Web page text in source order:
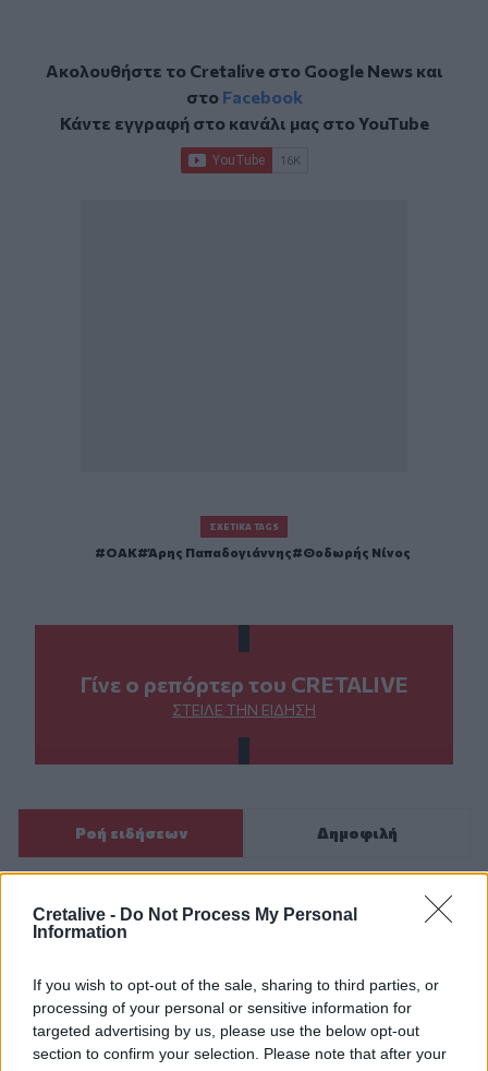
Cretalive - Do Not Process My Personal
Information
If you wish to opt-out of the sale, sharing to third parties, or
processing of your personal or sensitive information for
targeted advertising by us, please use the below opt-out
section to confirm your selection. Please note that after your
Ακολουθήστε το Cretalive στο Google Newsκαι
στο Facebook
Κάντε εγγραφή στο κανάλι μας στοYouTube
ΣΧΕΤΙΚΆ TAGS
ΟΑΚ Άρης Παπαδογιάννης Θοδωρής Νίνος
Γίνε ο ρεπόρτερ του CRETALIVE
ΣΤΕΊΛΕ ΤΗΝ ΕΊΔΗΣΗ
Ροή ειδήσεων Δημοφιλή
POS και ταμειακές: βαριά πρόστιμα για όσους δε
συμμορφώνονται
14:39
To Moonlight Serenade στο καφέ του Αρχαιολογικού
Μουσείου Χανίων